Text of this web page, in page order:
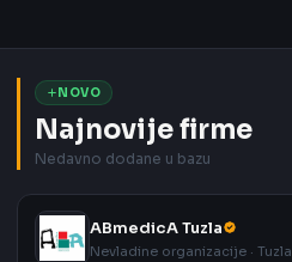
NOVO
Najnovije firme
Nedavno dodane u bazu
ABmedicA Tuzla
Nevladine organizacije · Tuzla